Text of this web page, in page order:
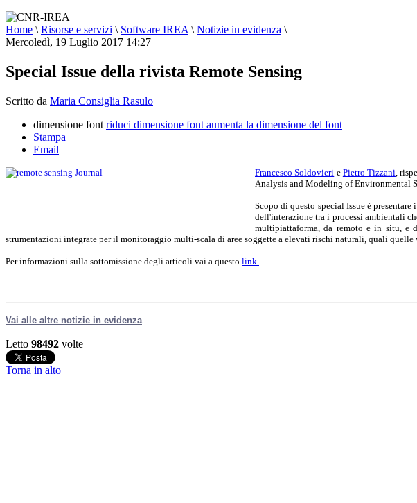
Home \ Risorse e servizi \ Software IREA \ Notizie in evidenza \
Mercoledì, 19 Luglio 2017 14:27
Special Issue della rivista Remote Sensing
Scritto da Maria Consiglia Rasulo
dimensione font riduci dimensione font aumenta la dimensione del font
Stampa
Email
Francesco Soldovieri e Pietro Tizzani ,
Analysis and Modeling of Environmental
Scopo di questo special Issue è
dell'interazione tra i processi ambientali
multipiattaforma, da remoto e in situ, e
strumentazioni integrate per il monitoraggio multi-scala di aree soggette a elevati rischi naturali, quali quelle
Per informazioni sulla sottomissione degli articoli vai a questo link
Vai alle altre notizie in evidenza
Letto 98492 volte
Torna in alto